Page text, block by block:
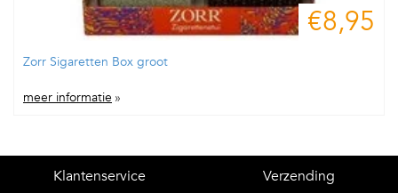
€8,95
Zorr Sigaretten Box groot
meer informatie »
Klantenservice Verzending